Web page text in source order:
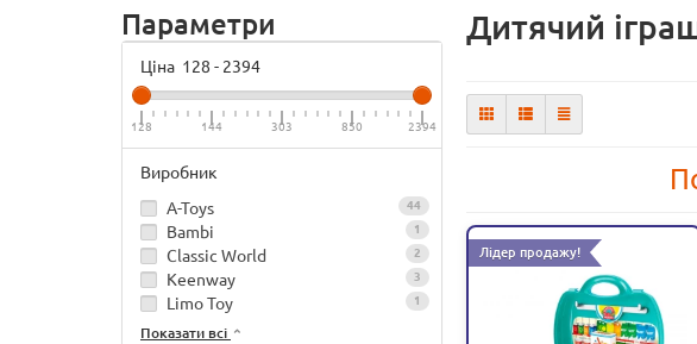
Параметри
Ціна 128 - 2394
128 144 303 850 2394
Виробник
A-Toys
44
Bambi 1
Classic World 2
Keenway 3
Limo Toy 1
Показати всі
Дитячий
Лідер продажу!